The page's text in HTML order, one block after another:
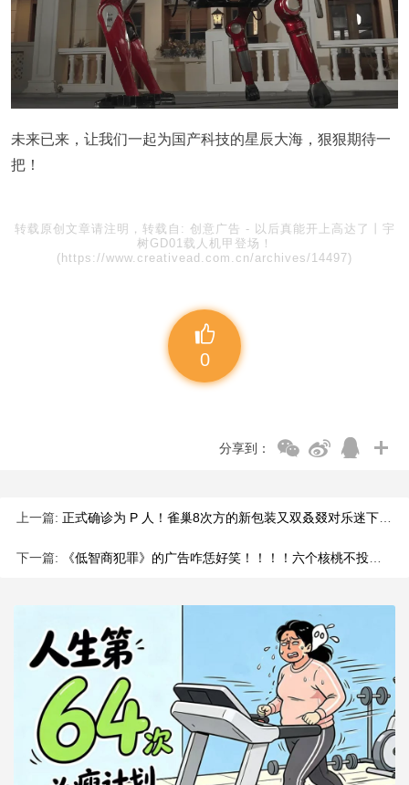
未来已来，让我们一起为国产科技的星辰大海，狠狠期待一
把！
转载原创文章请注明，转载自: 创意广告 - 以后真能开上高达了丨宇
树GD01载人机甲登场！
(https://www.creativead.com.cn/archives/14497)
0
分享到：
上一篇: 正式确诊为 P 人！雀巢8次方的新包装又双叒叕对乐迷下手了
下一篇: 《低智商犯罪》的广告咋恁好笑！！！！六个核桃不投广亏了